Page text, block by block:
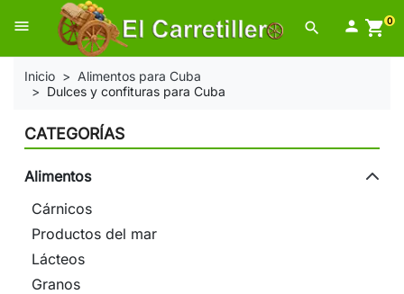
search
menu  shopping_cart0
Inicio
Alimentos para Cuba
Dulces y confituras para Cuba
CATEGORÍAS
Alimentos
Cárnicos
Productos del mar
Lácteos
Granos